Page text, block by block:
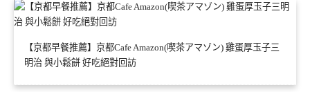
【京都早餐推薦】京都Cafe Amazon(喫茶アマゾン) 雞蛋厚玉子三
明治 與小鬆餅 好吃絕對回訪